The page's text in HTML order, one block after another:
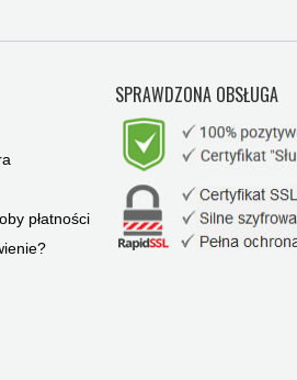
płatności
SPRAWDZONA OBSŁUGA